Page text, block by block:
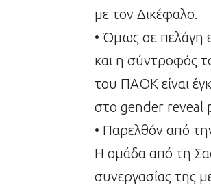
με τον Δικέφαλο.
• Όμως σε πελάγη
και η σύντροφός
του ΠΑΟΚ είναι
στο gender reveal
• Παρελθόν από
Η ομάδα από τη
συνεργασίας της